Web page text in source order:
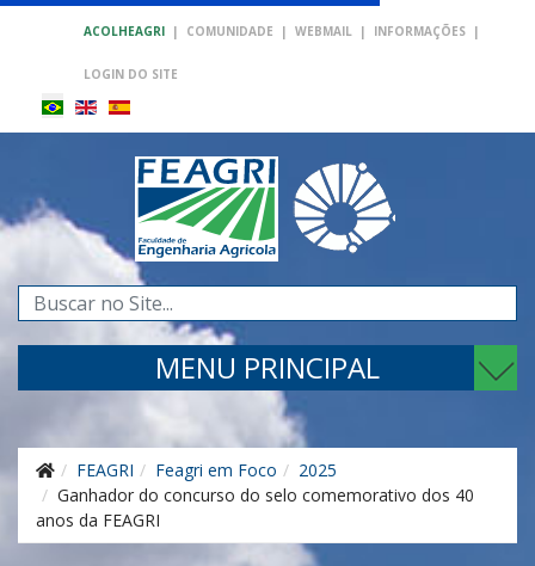
ACOLHEAGRI | COMUNIDADE | WEBMAIL | INFORMAÇÕES |
LOGIN DO SITE
Pesquisar...
MENU PRINCIPAL
FEAGRI Feagri em Foco
2025
Ganhador do concurso do selo comemorativo dos 40
anos da FEAGRI